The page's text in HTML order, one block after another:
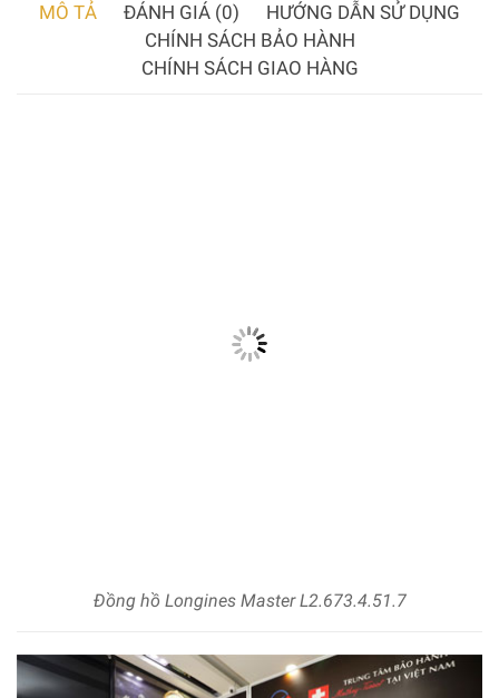
MÔ TẢ ĐÁNH GIÁ (0)
HƯỚNG DẪN SỬ DỤNG
CHÍNH SÁCH BẢO HÀNH
CHÍNH SÁCH GIAO HÀNG
Đồng hồ Longines Master L2.673.4.51.7